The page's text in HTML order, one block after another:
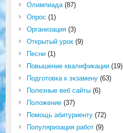
Олимпиада(87)
Опрос (1)
Организация(3)
Открытый урок(9)
Песни(1)
Повышение квалификации(19)
Подготовка к экзамену(63)
Полезные веб сайты(6)
Положение(37)
Помощь абитуриенту(72)
Популяризация работ(9)